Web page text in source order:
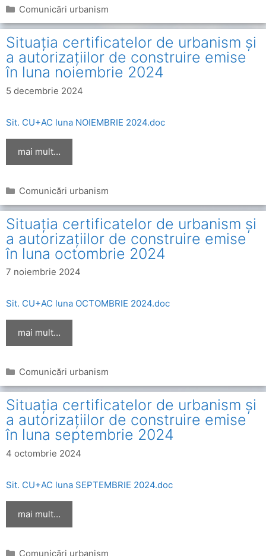
Categorii
Comunicări urbanism
Situația certificatelor de urbanism și
a autorizațiilor de construire emise
în luna noiembrie 2024
5 decembrie 2024
Sit. CU+AC luna NOIEMBRIE 2024.doc
mai mult…
Categorii
Comunicări urbanism
Situația certificatelor de urbanism și
a autorizațiilor de construire emise
în luna octombrie 2024
7 noiembrie 2024
Sit. CU+AC luna OCTOMBRIE 2024.doc
mai mult…
Categorii
Comunicări urbanism
Situația certificatelor de urbanism și
a autorizațiilor de construire emise
în luna septembrie 2024
4 octombrie 2024
Sit. CU+AC luna SEPTEMBRIE 2024.doc
mai mult…
Categorii
Comunicări urbanism